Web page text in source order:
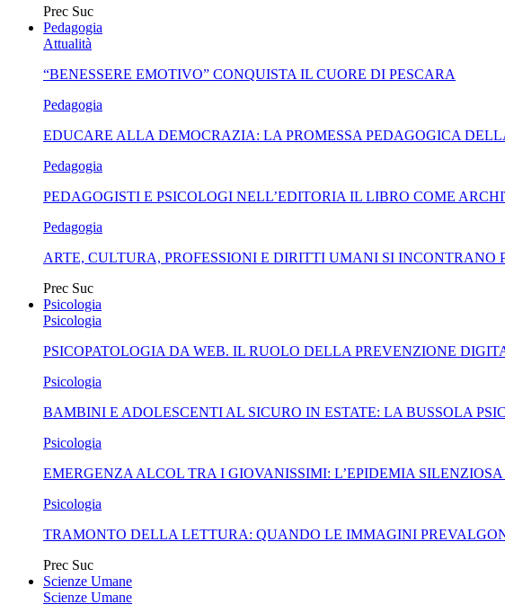
Prec Suc
Pedagogia
Attualità
“BENESSERE EMOTIVO” CONQUISTA IL CUORE DI PESCARA
Pedagogia
EDUCARE ALLA DEMOCRAZIA: LA PROMESSA PEDAGOGICA
Pedagogia
PEDAGOGISTI E PSICOLOGI NELL’EDITORIA IL LIBRO COME
Pedagogia
ARTE, CULTURA, PROFESSIONI E DIRITTI UMANI SI INCONTRANO
Prec Suc
Psicologia
Psicologia
PSICOPATOLOGIA DA WEB. IL RUOLO DELLA PREVENZIONE
Psicologia
BAMBINI E ADOLESCENTI AL SICURO IN ESTATE: LA BUSSOLA
Psicologia
EMERGENZA ALCOL TRA I GIOVANISSIMI: L’EPIDEMIA
Psicologia
TRAMONTO DELLA LETTURA: QUANDO LE IMMAGINI
Prec Suc
Scienze Umane
Scienze Umane